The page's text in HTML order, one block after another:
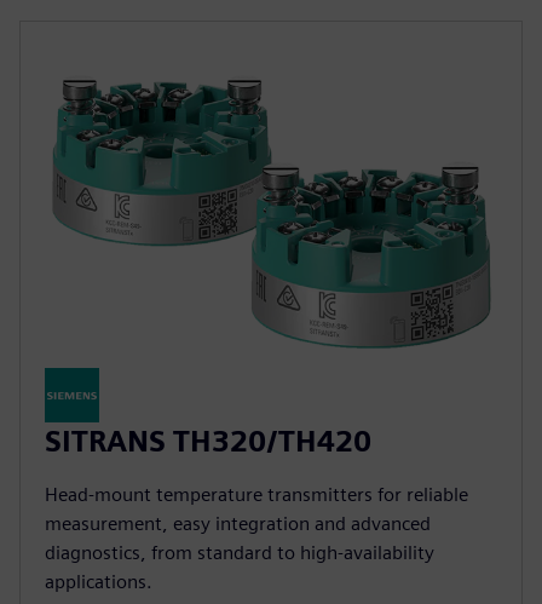
SITRANS TH320/TH420
Head-mount temperature transmitters for reliable
measurement, easy integration and advanced
diagnostics, from standard to high-availability
applications.